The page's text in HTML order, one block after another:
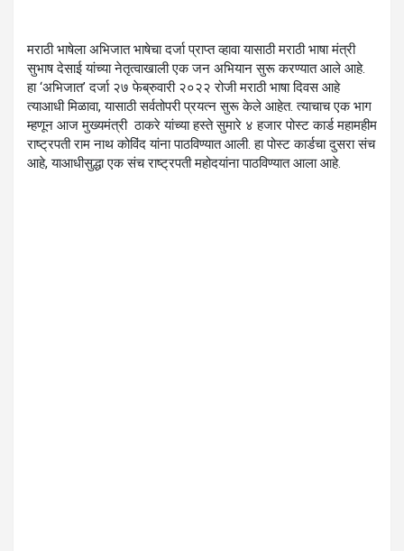
मराठी भाषेला अभिजात भाषेचा दर्जा प्राप्त व्हावा यासाठी मराठी भाषा मंत्री
सुभाष देसाई यांच्या नेतृत्वाखाली एक जन अभियान सुरू करण्यात आले आहे.
हा ‘अभिजात’ दर्जा २७ फेब्रुवारी २०२२ रोजी मराठी भाषा दिवस आहे
त्याआधी मिळावा, यासाठी सर्वतोपरी प्रयत्न सुरू केले आहेत. त्याचाच एक भाग
म्हणून आज मुख्यमंत्री ठाकरे यांच्या हस्ते सुमारे ४ हजार पोस्ट कार्ड महामहीम
राष्ट्रपती राम नाथ कोविंद यांना पाठविण्यात आली. हा पोस्ट कार्डचा दुसरा संच
आहे, याआधीसुद्धा एक संच राष्ट्रपती महोदयांना पाठविण्यात आला आहे.